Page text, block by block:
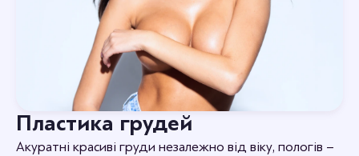
Пластика грудей
Акуратні красиві груди незалежно від віку, пологів –